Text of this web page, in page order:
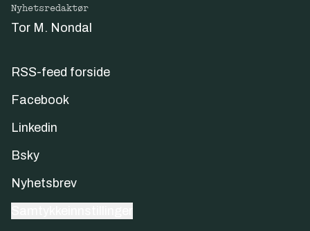
Nyhetsredaktør
Tor M. Nondal
RSS-feed forside
Facebook
Linkedin
Bsky
Nyhetsbrev